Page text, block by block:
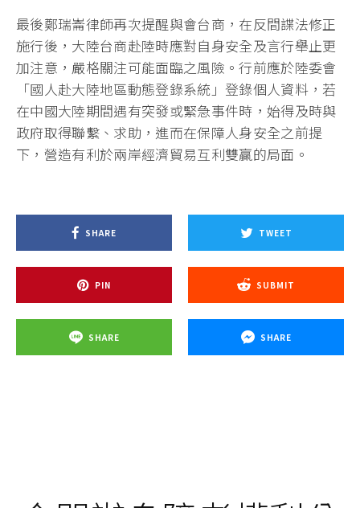
最後鄭瑞崙律師再次提醒與會台商，在反間諜法修正
施行後，大陸台商赴陸時應對自身安全及言行舉止更
加注意，嚴格關注可能面臨之風險。行前應於陸委會
「國人赴大陸地區動態登錄系統」登錄個人資料，若
在中國大陸期間遇有突發或緊急事件時，始得及時與
政府取得聯繫、求助，進而在保障人身安全之前提
下，營造有利於兩岸經濟貿易互利雙贏的局面。
SHARE TWEET
PIN SUBMIT
SHARE SHARE